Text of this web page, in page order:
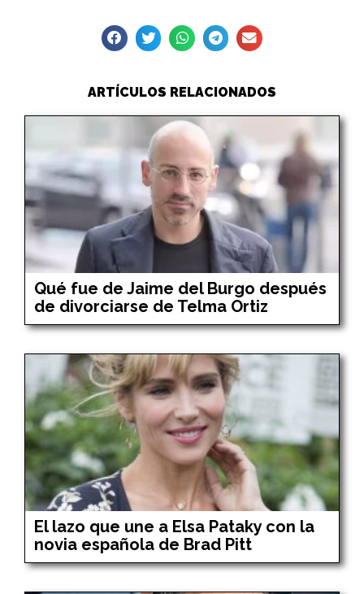
ARTÍCULOS RELACIONADOS
Qué fue de Jaime del Burgo después
de divorciarse de Telma Ortiz
El lazo que une a Elsa Pataky con la
novia española de Brad Pitt